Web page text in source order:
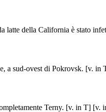
della California è stato
sud-ovest di Pokrovsk. [v. in
Terny. [v. in T] [v.